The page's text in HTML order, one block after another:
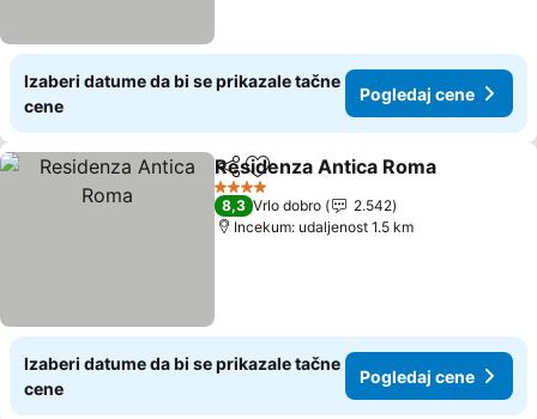
Izaberi datume da bi se prikazale tačne
cene
Pogledaj cene
Deli Dodati u favorite
Residenza Antica Roma
4 Zvezdice
8,3 Vrlo dobro
2.542
Incekum: udaljenost 1.5 km
Izaberi datume da bi se prikazale tačne
cene
Pogledaj cene